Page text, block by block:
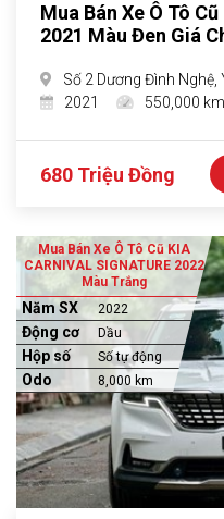
Mua Bán Xe Ô Tô
2021 Màu Đen Giá
Số 2 Dương Đình Nghệ,
2021
550,000 km
680 Triệu Đồng
Mua Bán Xe Ô Tô Cũ KIA
CARNIVAL SIGNATURE 2022
Màu Trắng
Năm SX 2022
Động cơ Dầu
Hộp số Số tự động
Odo 8,000 km